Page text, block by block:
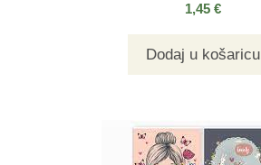
1,45 €
Dodaj u košaricu